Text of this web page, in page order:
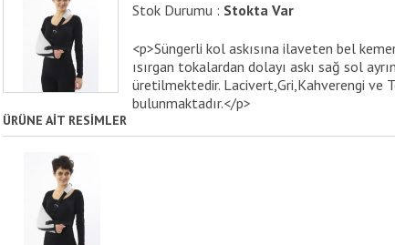
Stok Durumu : Stokta Var
<p>Süngerli kol askısına ilaveten bel
ısırgan tokalardan dolayı askı sağ sol
üretilmektedir. Lacivert,Gri,Kahverengi ve
bulunmaktadır.</p>
ÜRÜNE AİT RESİMLER